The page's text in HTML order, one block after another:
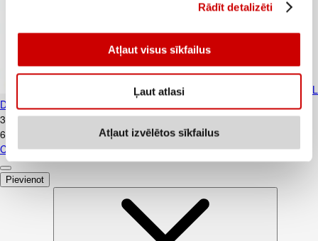
Rādīt detalizēti
Atļaut visus sīkfailus
Ļaut atlasi
Atļaut izvēlētos sīkfailus
Cāļa šķiņķi atkauloti bez ādas WELL
DONE 500g
3
08€
6,16€/kg
Cāļa šķiņķi atkauloti bez ādas WELL DONE 500g
Pievienot